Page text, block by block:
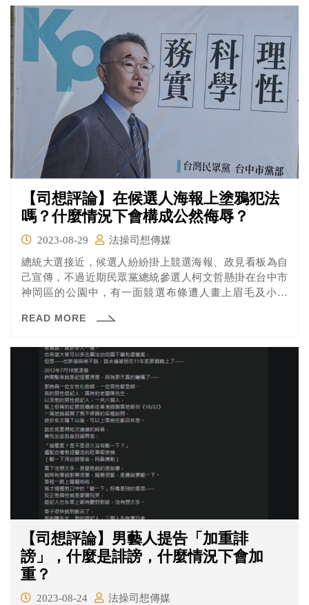
兇，不嚇人嗎，到法院已經很低頭了好不好」，法官當庭
將人逮捕，並依法怒告陳男妨害公務。
【司想評論】在候選人海報上塗鴉犯法
嗎？什麼情況下會構成公然侮辱？
2023-08-29
法操司想傳媒
總統大選接近，候選人紛紛掛上競選海報、政見看板為自
己宣傳，不過近期民眾黨總統參選人柯文哲懸掛在台中市
神岡區的公園中，有一面競選布條遭人畫上眉毛及小鬍
歲林姓老翁涉案，林男供稱無政治立場、只是單純因為好
READ MORE
【司想評論】男藝人提告「加重誹
謗」，什麼是誹謗，什麼情況下會加
重？
2023-08-24
法操司想傳媒